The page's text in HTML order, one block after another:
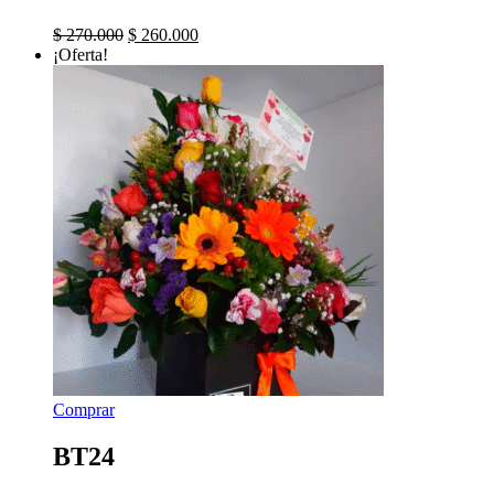
$270.000 El
original
era:
$ 270.000.
$ 260.000El
actual
es:
$ 260.000.
¡Oferta!
Comprar
BT24